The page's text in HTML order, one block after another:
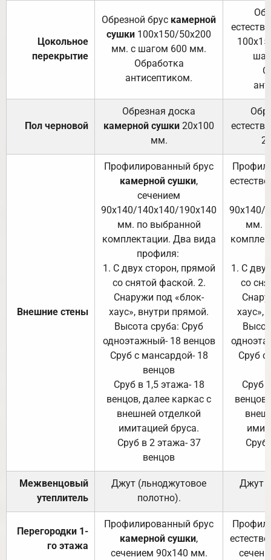
Цокольное
перекрытие
Обрезной брус камерной
сушки 100х150/50х200
мм. с шагом 600 мм.
Обработка
антисептиком.
Пол черновой
Обрезная доска
камерной сушки 20х100
мм.
Внешние стены
Профилированный брус
камерной сушки,
сечением
90х140/140х140/190х140
мм. по выбранной
комплектации. Два вида
профиля:
1. С двух сторон, прямой
со снятой фаской. 2.
Снаружи под «блок-
хаус», внутри прямой.
Высота сруба: Сруб
одноэтажный- 18 венцов
Сруб с мансардой- 18
венцов
Сруб в 1,5 этажа- 18
венцов, далее каркас с
внешней отделкой
имитацией бруса.
Сруб в 2 этажа- 37
венцов
90х140/
мм.
1. С
со
хаус»,
Сруб с
Сруб
Сруб
Межвенцовый
утеплитель
Джут (льноджутовое
полотно).
Джут
Перегородки 1-
го этажа
Профилированный брус
камерной сушки,
сечением 90х140 мм.